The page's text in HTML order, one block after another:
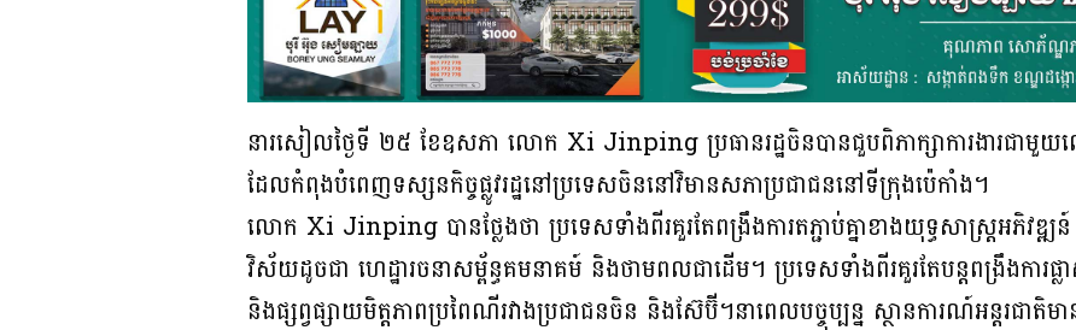
នារសៀលថ្ងៃទី ២៥ ខែឧសភា លោក Xi Jinping ប្រធានរដ្ឋចិនបានជួបពិភាក្សាការងារជា
ដែលកំពុងបំពេញទស្សនកិច្ចផ្លូវរដ្ឋនៅប្រទេសចិននៅវិមានសភាប្រជាជននៅទីក្រុងប៉េកាំង។
លោក Xi Jinping បានថ្លែងថា ប្រទេសទាំងពីរគួរតែពង្រឹងការតភ្ជាប់គ្នាខាងយុទ្ធសាស្ត្រអភិវឌ្ឍន៍
វិស័យដូចជា ហេដ្ឋារចនាសម្ព័ន្ធគមនាគម៍ និងថាមពលជាដើម។ ប្រទេសទាំងពីរគួរតែបន្តពង្រឹងការផ្ល
និងផ្សព្វផ្សាយមិត្តភាពប្រពៃណីរវាងប្រជាជនចិន និងស៊ែប៊ី។នាពេលបច្ចុប្បន្ន ស្ថានការណ៍អន្តរជាតិមា